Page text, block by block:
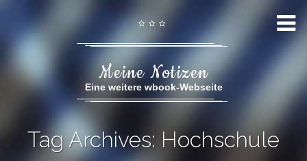
Meine Notizen
Eine weitere wbook-Webseite
Tag Archives: Hochschule